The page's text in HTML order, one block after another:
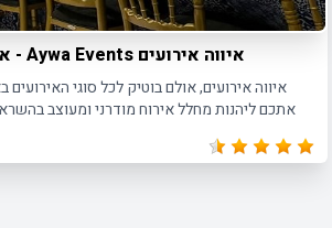
איווה אירועים Aywa Events - אשדוד
איווה אירועים, אולם בוטיק לכל סוגי
אתכם ליהנות מחלל אירוח מודרני ומעוצב